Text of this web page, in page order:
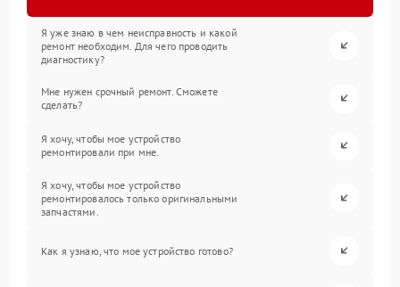
Я уже знаю в чем неисправность и какой
ремонт необходим. Для чего проводить
диагностику?
Мне нужен срочный ремонт. Сможете
сделать?
Я хочу, чтобы мое устройство
ремонтировали при мне.
Я хочу, чтобы мое устройство
ремонтировалось только оригинальными
запчастями.
Как я узнаю, что мое устройство готово?